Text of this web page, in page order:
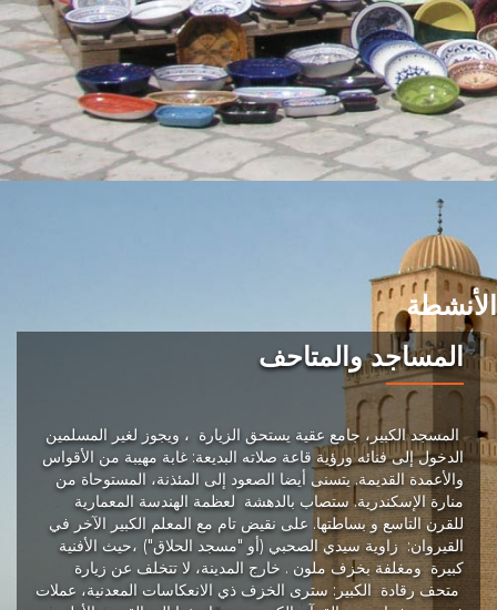
الأنشطة
المساجد والمتاحف
المسجد الكبير، جامع عقية يستحق الزيارة ، ويجوز لغير المسلمين
الدخول إلى فنائه ورؤية قاعة صلاته البديعة: غابة مهيبة من الأقواس
والأعمدة القديمة. يتسنى أيضا الصعود إلى المئذنة، المستوحاة من
منارة الإسكندرية. ستصاب بالدهشة لعظمة الهندسة المعمارية
للقرن التاسع و بساطتها. على نقيض تام مع المعلم الكبير الآخر في
القيروان: زاوية سيدي الصحبي (أو "مسجد الحلاق") ،حيث الأفنية
كبيرة ومغلفة بخزف ملون . خارج المدينة، لا تتخلف عن زيارة
متحف رقادة الكبير: سترى الخزف ذي الانعكاسات المعدنية، عملات